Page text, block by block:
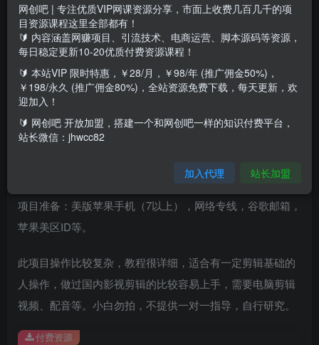
国，英国，法国，芬兰，意大利等国家的中视频计划，也就
是对标youtube的长视频+广告模式。根据目前的测试，第一
批开放国家里，尤其是法国的收益最高，达到了万播8-10欧
元（折合人民币60-70块），其他国家为2-5欧。比国内的中
项目准备：美版苹果手机（7以上），网络专线，谷歌邮箱，
苹果美区ID等。
此项目操作比较复杂，教程很详细，适合有一定剪辑基础的
人操作，做过国内影视剪辑的比较容易上手，需要电脑剪辑
视频、配音等。小白勿拍，不提供一对一指导，自行研究。
付费资源
网创吧 | 专注优质VIP网课资源分享，市面上收费几百几千的项
目资源课程这里全部都有！
🔰 内容涵盖网赚项目、引流技术、电商运营、脚本源码等资源，
每日稳定更新10-20优质付费资源课程！
🔰 本站VIP 限时特惠，￥28/月，￥98/年 (推广佣金50%)，
￥198/永久 (推广佣金80%)，全站资源免费下载，每天更新，欢
迎加入！
🔰 网创吧 开放加盟，搭建一个和网创吧一样的知识付费平台，
站长微信：jhwcc82
加入代理 站长加盟